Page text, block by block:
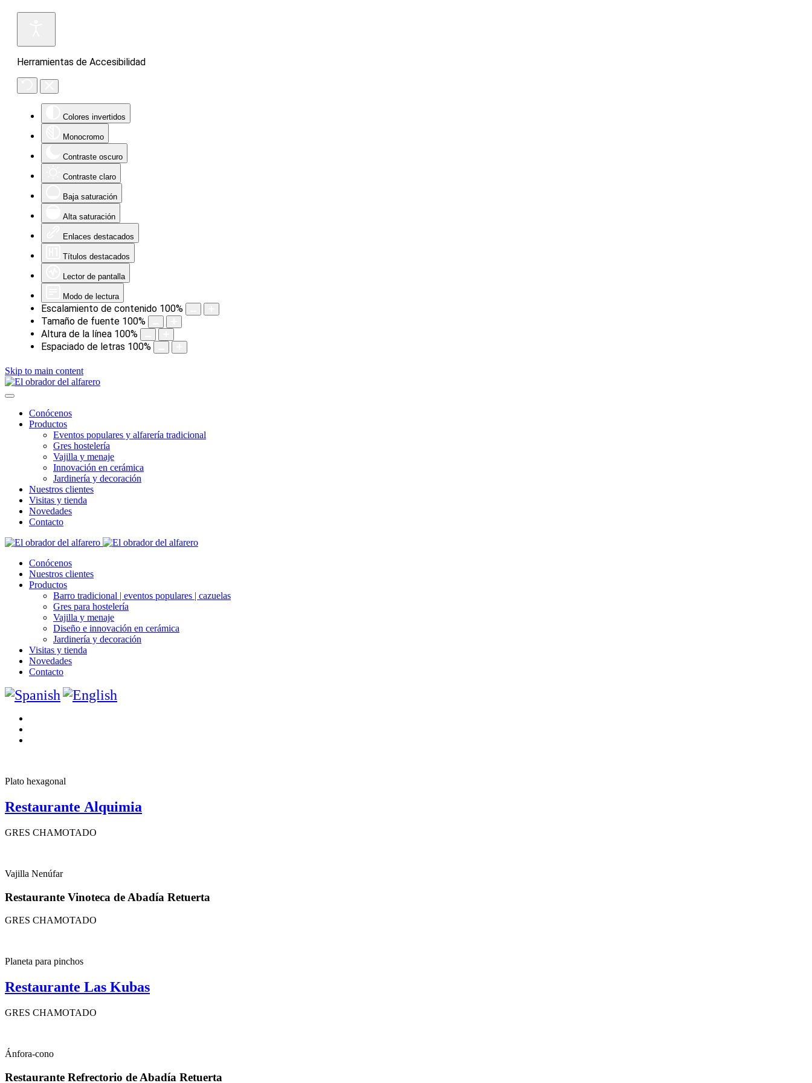
Herramientas de Accesibilidad
Colores invertidos
Monocromo
Contraste oscuro
Contraste claro
Baja saturación
Alta saturación
Enlaces destacados
Títulos destacados
Lector de pantalla
Modo de lectura
Escalamiento de contenido 100%
Tamaño de fuente 100%
Altura de la línea 100%
Espaciado de letras 100%
Skip to main content
Conócenos
Productos
Eventos populares y alfarería tradicional
Gres hostelería
Vajilla y menaje
Innovación en cerámica
Jardinería y decoración
Nuestros clientes
Visitas y tienda
Novedades
Contacto
Conócenos
Nuestros clientes
Productos
Barro tradicional | eventos populares | cazuelas
Gres para hostelería
Vajilla y menaje
Diseño e innovación en cerámica
Jardinería y decoración
Visitas y tienda
Novedades
Contacto
Plato hexagonal
Restaurante Alquimia
GRES CHAMOTADO
Vajilla Nenúfar
Restaurante Vinoteca de Abadía Retuerta
GRES CHAMOTADO
Planeta para pinchos
Restaurante Las Kubas
GRES CHAMOTADO
Ánfora-cono
Restaurante Refrectorio de Abadía Retuerta